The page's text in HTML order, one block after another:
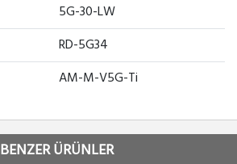
5G-30-LW
RD-5G34
AM-M-V5G-Ti
BENZER ÜRÜNLER